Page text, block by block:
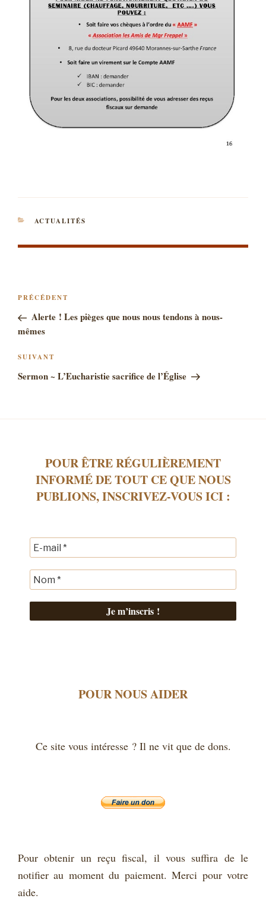
CATÉGORIES
ACTUALITÉS
NAVIGATION
L’ARTICLE
Article
précédent
PRÉCÉDENT
Alerte ! Les pièges que nous nous tendons à nous-
mêmes
Article
suivant
SUIVANT
Sermon ~ L’Eucharistie sacrifice de l’Église
POUR ÊTRE RÉGULIÈREMENT
INFORMÉ DE TOUT CE QUE NOUS
PUBLIONS, INSCRIVEZ-VOUS ICI :
POUR NOUS AIDER
Ce site vous intéresse ? Il ne vit que de dons.
Pour obtenir un reçu fiscal, il vous suffira de le
notifier au moment du paiement. Merci pour votre
aide.